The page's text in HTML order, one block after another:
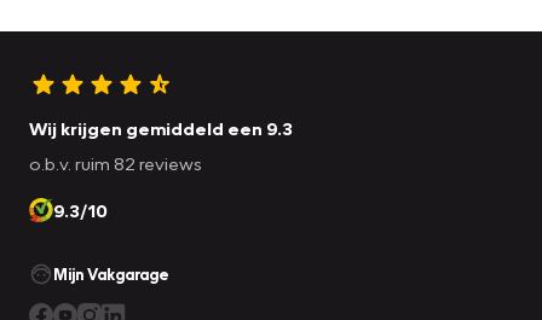
Wij krijgen gemiddeld een 9.3
o.b.v. ruim 82 reviews
9.3/10
Mijn Vakgarage